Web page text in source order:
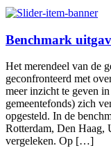
Benchmark
Het merendeel van de
geconfronteerd met
meer inzicht te geven
gemeentefonds) zich
opgesteld. In de
Rotterdam, Den Haag,
vergeleken. Op […]